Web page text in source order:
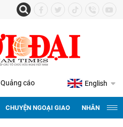
Quảng cáo English
CHUYỆN NGOẠI GIAO NHÂN